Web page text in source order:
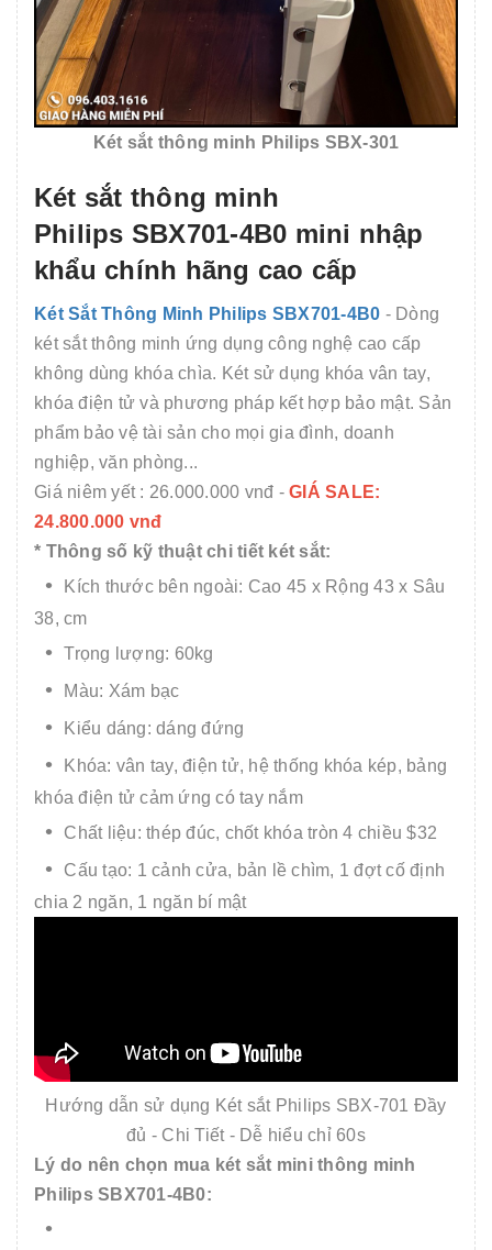
Két sắt thông minh Philips SBX-301
Két sắt thông minh
Philips SBX701-4B0 mini nhập
khẩu chính hãng cao cấp
Két Sắt Thông Minh Philips SBX701-4B0 - Dòng
két sắt thông minh ứng dụng công nghệ cao cấp
không dùng khóa chìa. Két sử dụng khóa vân tay,
khóa điện tử và phương pháp kết hợp bảo mật. Sản
phẩm bảo vệ tài sản cho mọi gia đình, doanh
nghiệp, văn phòng...
Giá niêm yết : 26.000.000 vnđ - GIÁ SALE:
24.800.000 vnđ
* Thông số kỹ thuật chi tiết két sắt:
Kích thước bên ngoài: Cao 45 x Rộng 43 x Sâu
38, cm
Trọng lượng: 60kg
Màu: Xám bạc
Kiểu dáng: dáng đứng
Khóa: vân tay, điện tử, hệ thống khóa kép, bảng
khóa điện tử cảm ứng có tay nắm
Chất liệu: thép đúc, chốt khóa tròn 4 chiều $32
Cấu tạo: 1 cảnh cửa, bản lề chìm, 1 đợt cố định
chia 2 ngăn, 1 ngăn bí mật
Hướng dẫn sử dụng Két sắt Philips SBX-701 Đầy
đủ - Chi Tiết - Dễ hiểu chỉ 60s
Lý do nên chọn mua két sắt mini thông minh
Philips SBX701-4B0: